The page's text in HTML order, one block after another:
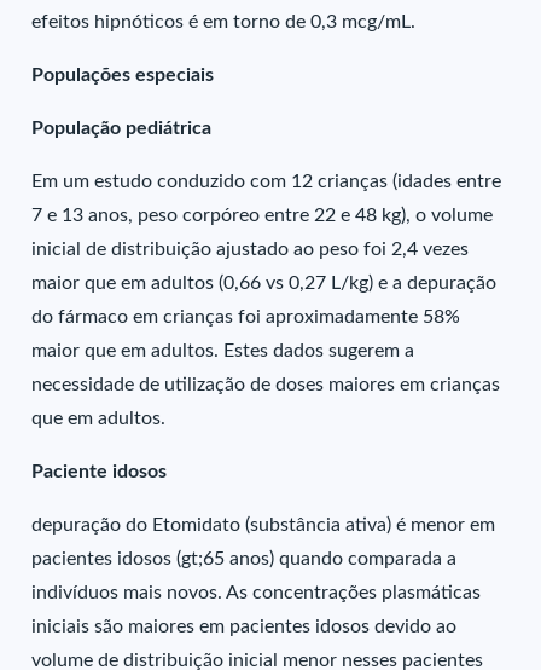
efeitos hipnóticos é em torno de 0,3 mcg/mL.
Populações especiais
População pediátrica
Em um estudo conduzido com 12 crianças (idades entre
7 e 13 anos, peso corpóreo entre 22 e 48 kg), o volume
inicial de distribuição ajustado ao peso foi 2,4 vezes
maior que em adultos (0,66 vs 0,27 L/kg) e a depuração
do fármaco em crianças foi aproximadamente 58%
maior que em adultos. Estes dados sugerem a
necessidade de utilização de doses maiores em crianças
que em adultos.
Paciente idosos
depuração do Etomidato (substância ativa) é menor em
pacientes idosos (gt;65 anos) quando comparada a
indivíduos mais novos. As concentrações plasmáticas
iniciais são maiores em pacientes idosos devido ao
volume de distribuição inicial menor nesses pacientes